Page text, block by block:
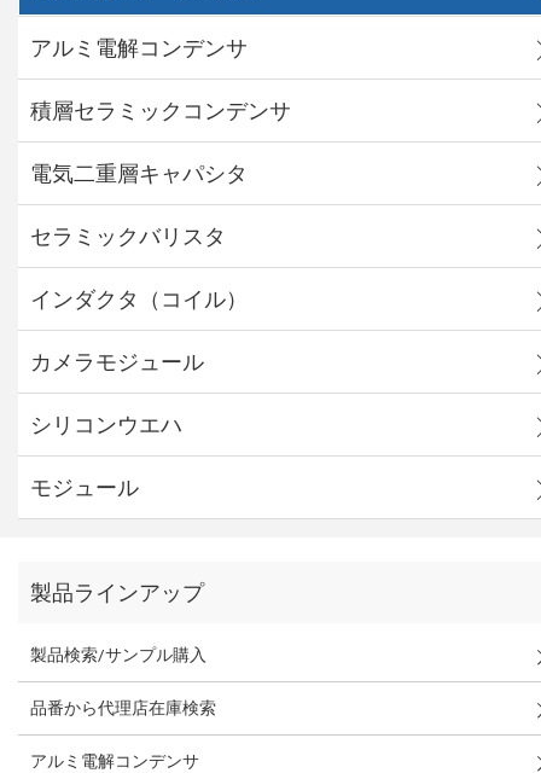
アルミ電解コンデンサ
積層セラミックコンデンサ
電気二重層キャパシタ
セラミックバリスタ
インダクタ（コイル）
カメラモジュール
シリコンウエハ
モジュール
製品ラインアップ
製品検索/サンプル購入
品番から代理店在庫検索
アルミ電解コンデンサ